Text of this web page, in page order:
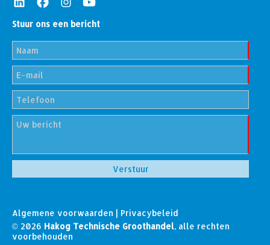
Stuur ons een bericht
Algemene voorwaarden | Privacybeleid
© 2026 Hakog Technische Groothandel, alle rechten
voorbehouden